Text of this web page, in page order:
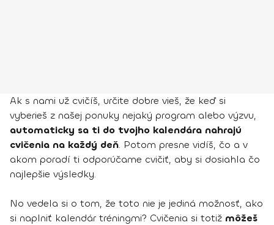
Ak s nami už cvičíš, určite dobre vieš, že keď si
vyberieš z našej ponuky nejaký program alebo výzvu,
automaticky sa ti do tvojho kalendára nahrajú
cvičenia na každý deň. Potom presne vidíš, čo a v
akom poradí ti odporúčame cvičiť, aby si dosiahla čo
najlepšie výsledky.
No vedela si o tom, že toto nie je jediná možnosť, ako
si naplniť kalendár tréningmi? Cvičenia si totiž môžeš